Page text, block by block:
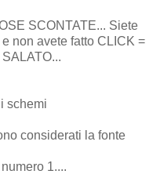
SCONTATE... Siete
non avete fatto CLICK =
schemi
considerati la fonte
1....